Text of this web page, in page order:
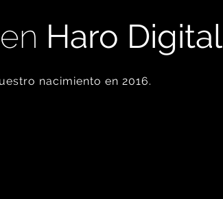
Haro Digital
nacimiento en 2016.